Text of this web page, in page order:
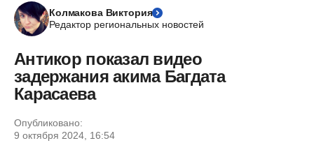
Колмакова Виктория
Редактор региональных новостей
Антикор показал видео
задержания акима Багдата
Карасаева
Опубликовано:
9 октября 2024, 16:54